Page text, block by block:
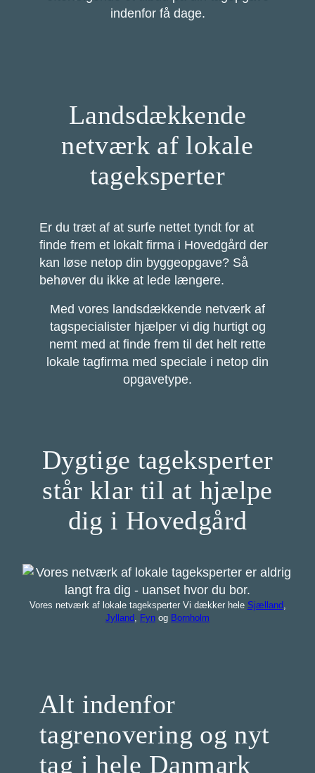
indenfor få dage.
Landsdækkende
netværk af lokale
tageksperter
Er du træt af at surfe nettet tyndt for at
finde frem et lokalt firma i Hovedgård der
kan løse netop din byggeopgave? Så
behøver du ikke at lede længere.
Med vores landsdækkende netværk af
tagspecialister hjælper vi dig hurtigt og
nemt med at finde frem til det helt rette
lokale tagfirma med speciale i netop din
opgavetype.
Dygtige tageksperter
står klar til at hjælpe
dig i Hovedgård
Vores netværk af lokale tageksperter Vi dækker hele Sjælland
Jylland
Fyn og Bornholm
Alt indenfor
tagrenovering og nyt
tag i hele Danmark